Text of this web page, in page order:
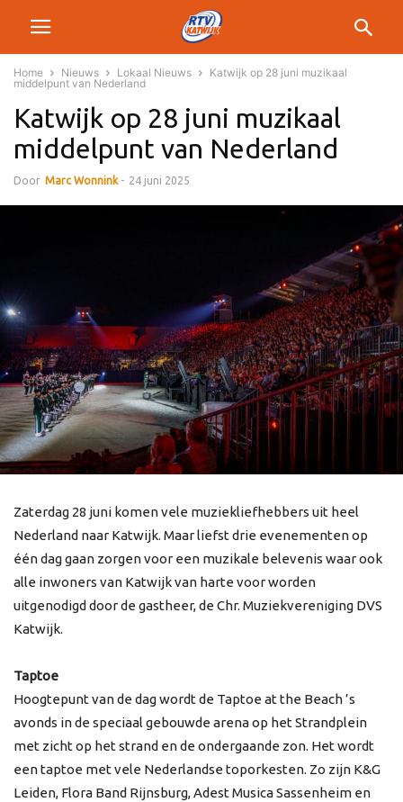
Home Nieuws Lokaal Nieuws
Katwijk op 28 juni muzikaal
middelpunt van Nederland
Katwijk op 28 juni muzikaal
middelpunt van Nederland
Door Marc Wonnink - 24 juni 2025
Zaterdag 28 juni komen vele muziekliefhebbers uit heel
Nederland naar Katwijk. Maar liefst drie evenementen op
één dag gaan zorgen voor een muzikale belevenis waar ook
alle inwoners van Katwijk van harte voor worden
uitgenodigd door de gastheer, de Chr. Muziekvereniging DVS
Katwijk.
Taptoe
Hoogtepunt van de dag wordt de Taptoe at the Beach ’s
avonds in de speciaal gebouwde arena op het Strandplein
met zicht op het strand en de ondergaande zon. Het wordt
een taptoe met vele Nederlandse toporkesten. Zo zijn K&G
Leiden, Flora Band Rijnsburg, Adest Musica Sassenheim en